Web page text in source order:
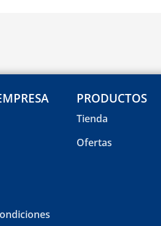
PRODUCTOS
Tienda
Ofertas